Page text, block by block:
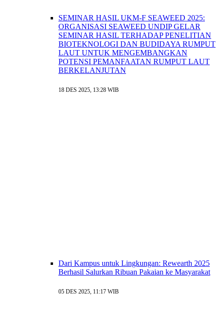
SEMINAR HASIL UKM-F SEAWEED 2025:
ORGANISASI SEAWEED UNDIP GELAR
SEMINAR HASIL TERHADAP PENELITIAN
BIOTEKNOLOGI DAN BUDIDAYA RUMPUT
LAUT UNTUK MENGEMBANGKAN
POTENSI PEMANFAATAN RUMPUT LAUT
BERKELANJUTAN
18 DES 2025, 13:28 WIB
Dari Kampus untuk Lingkungan: Rewearth 2025
Berhasil Salurkan Ribuan Pakaian ke Masyarakat
05 DES 2025, 11:17 WIB